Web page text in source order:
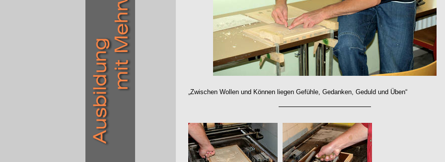
„Zwischen Wollen und Können liegen Gefühle, Gedanken, Geduld und Üben“